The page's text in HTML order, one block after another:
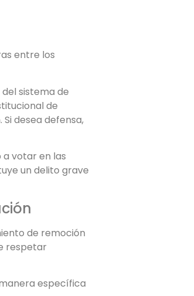
entre los
sistema de
de
desea defensa,
a votar en las
un delito grave
de remoción
respetar
específica